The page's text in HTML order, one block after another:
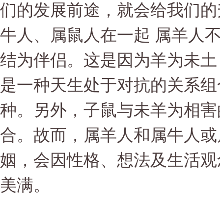
们的发展前途，就会给我们
牛人、属鼠人在一起 属羊人
结为伴侣。这是因为羊为未
是一种天生处于对抗的关系
种。另外，子鼠与未羊为相
合。故而，属羊人和属牛人
姻，会因性格、想法及生活
美满。